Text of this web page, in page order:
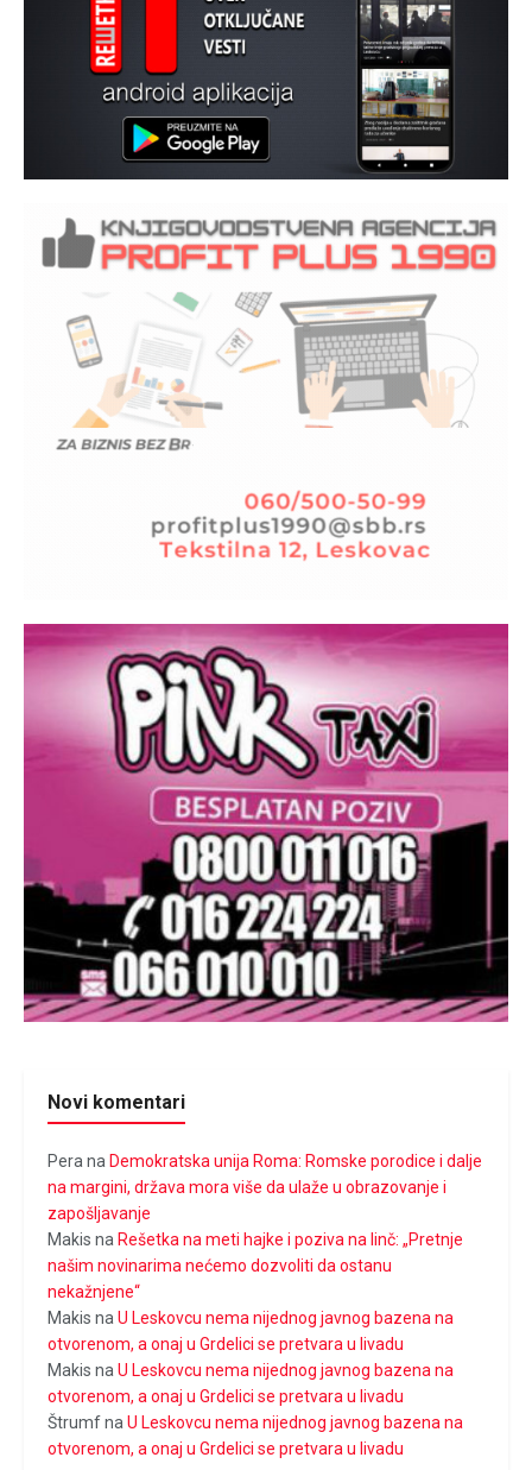
Novi komentari
Pera na Demokratska unija Roma: Romske porodice i dalje
na margini, država mora više da ulaže u obrazovanje i
zapošljavanje
Makis na Rešetka na meti hajke i poziva na linč: „Pretnje
našim novinarima nećemo dozvoliti da ostanu
nekažnjene“
Makis na U Leskovcu nema nijednog javnog bazena na
otvorenom, a onaj u Grdelici se pretvara u livadu
Makis na U Leskovcu nema nijednog javnog bazena na
otvorenom, a onaj u Grdelici se pretvara u livadu
Štrumfna U Leskovcu nema nijednog javnog bazena na
otvorenom, a onaj u Grdelici se pretvara u livadu